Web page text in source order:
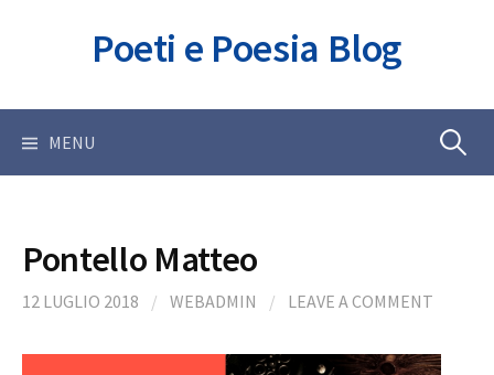
Poeti e Poesia Blog
MENU Ricerca
Pontello Matteo
12 LUGLIO 2018 / WEBADMIN / LEAVE A COMMENT